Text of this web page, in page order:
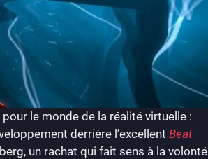
le monde de la réalité virtuelle :
derrière l’excellent Beat
un rachat qui fait sens à la volonté